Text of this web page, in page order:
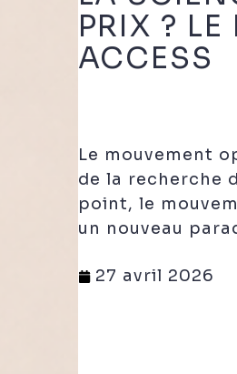
PRIX ? LE
ACCESS
Le mouvement
de la recherche
point, le
un nouveau
27 avril 2026